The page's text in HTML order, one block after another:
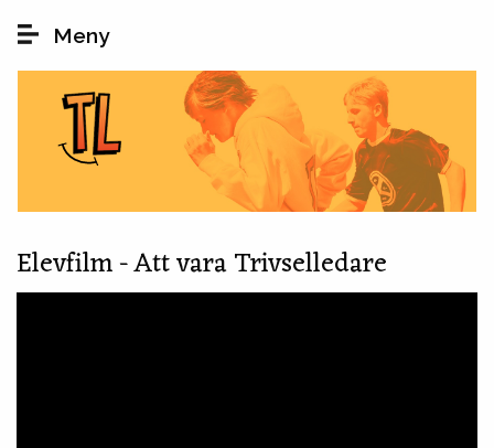
Meny
Elevfilm - Att vara Trivselledare